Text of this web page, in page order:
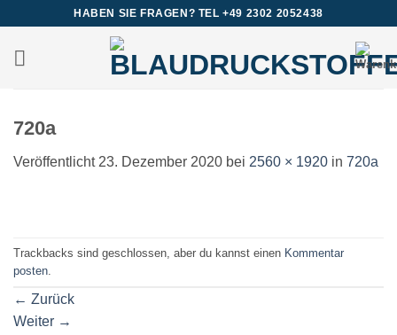
springen
HABEN SIE FRAGEN? TEL +49 2302 2052438
720a
Veröffentlicht 23. Dezember 2020 bei 2560 × 1920 in 720a
Trackbacks sind geschlossen, aber du kannst einen Kommentar
posten
← Zurück
Weiter →